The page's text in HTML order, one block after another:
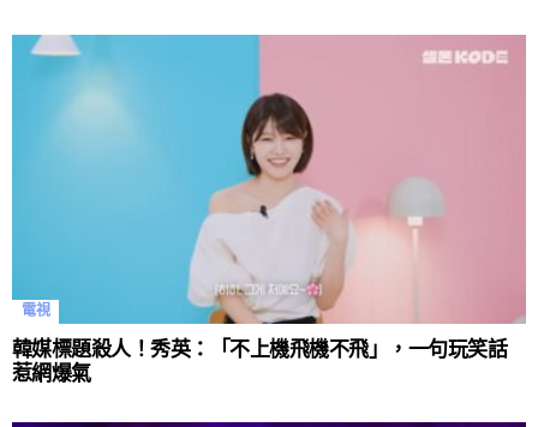
電視
韓媒標題殺人！秀英：「不上機飛機不飛」，一句玩笑話
惹網爆氣